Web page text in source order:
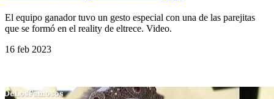
El equipo ganador tuvo un gesto especial con una de las parejitas
que se formó en el reality de eltrece. Video.
16 feb 2023